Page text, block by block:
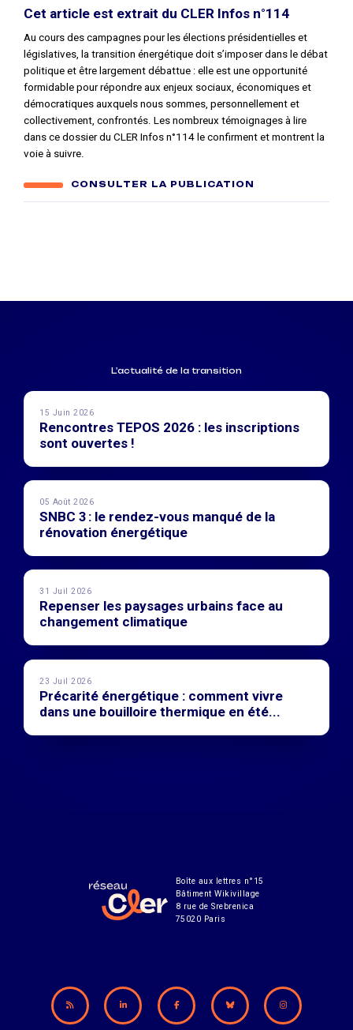
Cet article est extrait du CLER Infos n°114
Au cours des campagnes pour les élections présidentielles et
législatives, la transition énergétique doit s’imposer dans le débat
politique et être largement débattue : elle est une opportunité
formidable pour répondre aux enjeux sociaux, économiques et
démocratiques auxquels nous sommes, personnellement et
collectivement, confrontés. Les nombreux témoignages à lire
dans ce dossier du CLER Infos n°114 le confirment et montrent la
voie à suivre.
CONSULTER LA PUBLICATION
L'actualité de la transition
15 Juin 2026
Rencontres TEPOS 2026 : les inscriptions
sont ouvertes !
05 Août 2026
SNBC 3 : le rendez-vous manqué de la
rénovation énergétique
31 Juil 2026
Repenser les paysages urbains face au
changement climatique
23 Juil 2026
Précarité énergétique : comment vivre
dans une bouilloire thermique en été...
Boîte aux lettres n°15
Bâtiment Wikivillage
8 rue de Srebrenica
75020 Paris